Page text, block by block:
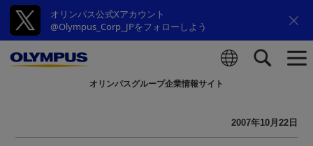
オリンパス公式Xアカウント
@Olympus_Corp_JPをフォローしよう
オリンパスグループ企業情報サイト
2007年10月22日